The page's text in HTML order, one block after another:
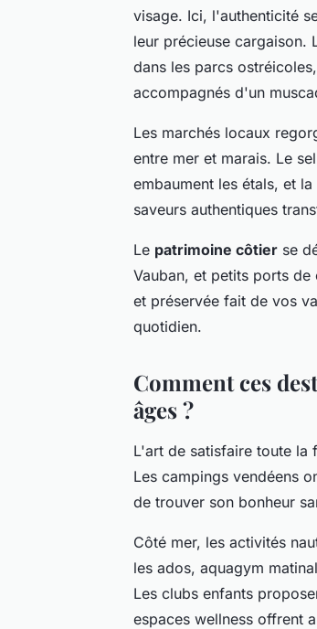
visage. Ici, l'authenticité
leur précieuse cargaison.
dans les parcs
accompagnés d'un
Les marchés locaux
entre mer et marais. Le
embaument les étals, et
saveurs authentiques
Le patrimoine côtier se
Vauban, et petits ports de
et préservée fait de vos
quotidien.
Comment ces
âges ?
L'art de satisfaire toute la
Les campings vendéens
de trouver son bonheur
Côté mer, les activités
les ados, aquagym
Les clubs enfants
espaces wellness offrent